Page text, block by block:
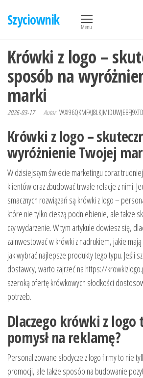
Szyciownik Menu
Krówki z logo –
sposób na
marki
2026-03-17 Autor VAXI96QKMFAJ8LKJMIDUWJEBFJ9XTD
Krówki z logo –
wyróżnienie Twojej
W dzisiejszym świecie marketingu coraz
klientów oraz zbudować trwałe relacje z nimi.
smacznych rozwiązań są krówki z logo –
które nie tylko cieszą podniebienie, ale także
czy wydarzenie. W tym artykule dowiesz się,
zainwestować w krówki z nadrukiem, jakie
jak wybrać najlepsze produkty tego typu. Jeśli
dostawcy, warto zajrzeć na https://
szeroką ofertę krówkowych słodkości
potrzeb.
Dlaczego krówki z logo
pomysł na reklamę?
Personalizowane słodycze z logo firmy to nie
promocji, ale także sposób na budowanie